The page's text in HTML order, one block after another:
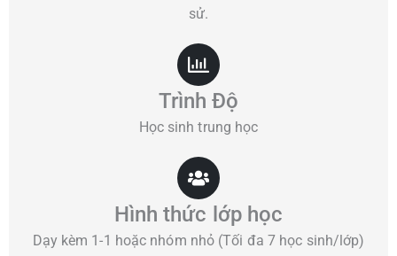
sử.
Trình Độ
Học sinh trung học
Hình thức lớp học
Dạy kèm 1-1 hoặc nhóm nhỏ (Tối đa 7 học sinh/lớp)